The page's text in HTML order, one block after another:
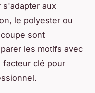
s'adapter aux
le polyester ou
sont
les motifs avec
facteur clé pour